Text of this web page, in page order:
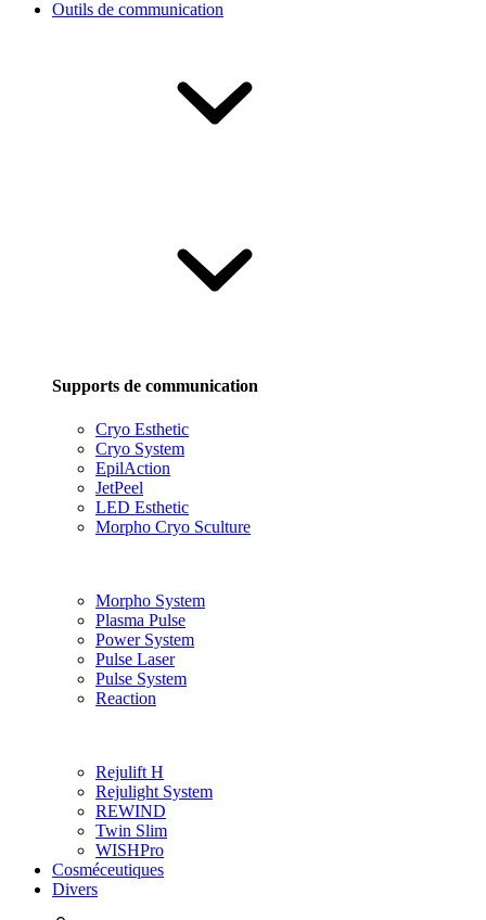
Outils de communication
Supports de communication
Cryo Esthetic
Cryo System
EpilAction
JetPeel
LED Esthetic
Morpho Cryo Sculture
Morpho System
Plasma Pulse
Power System
Pulse Laser
Pulse System
Reaction
Rejulift H
Rejulight System
REWIND
Twin Slim
WISHPro
Cosméceutiques
Divers